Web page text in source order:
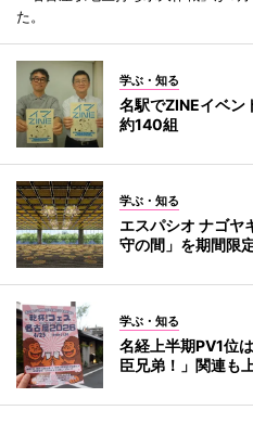
た。
学ぶ・知る
名駅でZINEイベ
約140組
学ぶ・知る
エスパシオ ナゴヤ
守の間」を期間限
学ぶ・知る
名経上半期PV1位
臣兄弟！」関連も